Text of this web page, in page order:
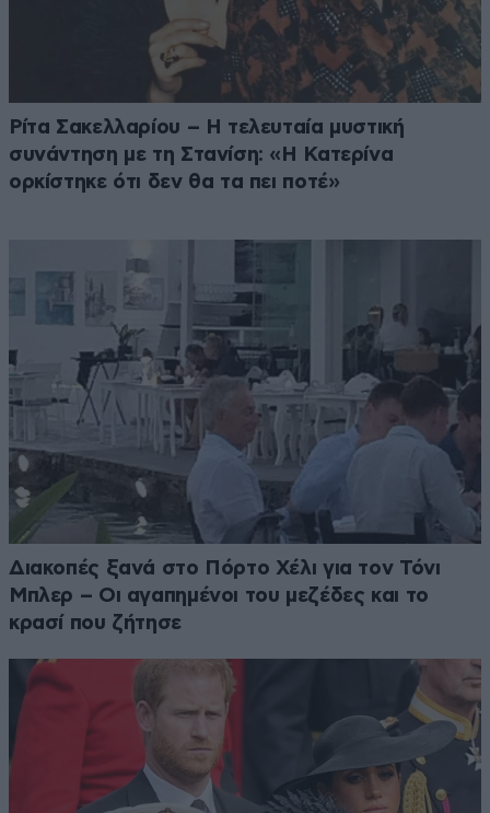
Ρίτα Σακελλαρίου – Η τελευταία μυστική
συνάντηση με τη Στανίση: «Η Κατερίνα
ορκίστηκε ότι δεν θα τα πει ποτέ»
Διακοπές ξανά στο Πόρτο Χέλι για τον Τόνι
Μπλερ – Οι αγαπημένοι του μεζέδες και το
κρασί που ζήτησε